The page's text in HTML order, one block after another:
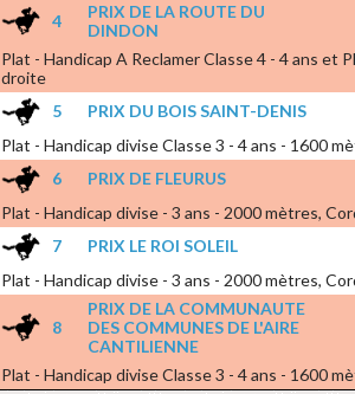
4
PRIX DE LA ROUTE DU
DINDON
Plat - Handicap A Reclamer Classe 4 - 4 ans et
droite
5
PRIX DU BOIS SAINT-DENIS
Plat - Handicap divise Classe 3 - 4 ans - 1600
6
PRIX DE FLEURUS
Plat - Handicap divise - 3 ans - 2000 mètres,
7
PRIX LE ROI SOLEIL
Plat - Handicap divise - 3 ans - 2000 mètres,
8
PRIX DE LA COMMUNAUTE
DES COMMUNES DE L'AIRE
CANTILIENNE
Plat - Handicap divise Classe 3 - 4 ans - 1600